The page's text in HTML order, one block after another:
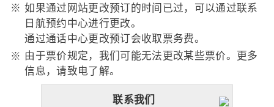
如果通过网站更改预订的时间已过，可以通过联系
日航预约中心进行更改。
通过通话中心更改预订会收取票务费。
由于票价规定，我们可能无法更改某些票价。更多
信息，请致电了解。
联系我们